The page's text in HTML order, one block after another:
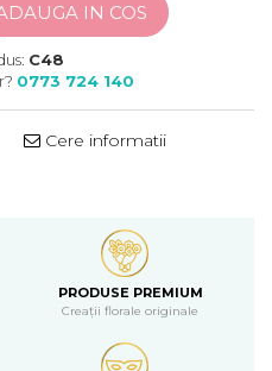
IN COS
C48
0773 724 140
Cere informatii
PRODUSE PREMIUM
Creații florale originale